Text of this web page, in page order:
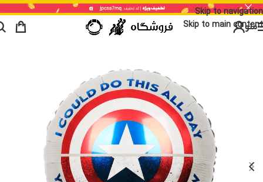
Skip to navigation
Skip to main content
منو